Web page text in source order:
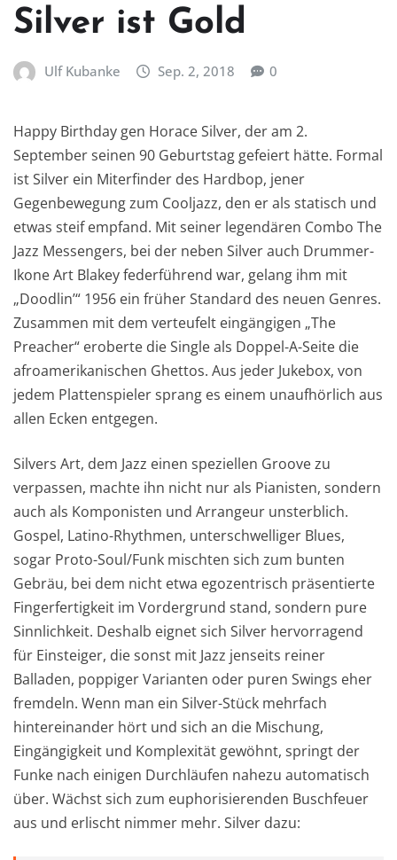
Silver ist Gold
Ulf Kubanke Sep. 2, 2018 0
Happy Birthday gen Horace Silver, der am 2.
September seinen 90 Geburtstag gefeiert hätte. Formal
ist Silver ein Miterfinder des Hardbop, jener
Gegenbewegung zum Cooljazz, den er als statisch und
etwas steif empfand. Mit seiner legendären Combo The
Jazz Messengers, bei der neben Silver auch Drummer-
Ikone Art Blakey federführend war, gelang ihm mit
„Doodlin’“ 1956 ein früher Standard des neuen Genres.
Zusammen mit dem verteufelt eingängigen „The
Preacher“ eroberte die Single als Doppel-A-Seite die
afroamerikanischen Ghettos. Aus jeder Jukebox, von
jedem Plattenspieler sprang es einem unaufhörlich aus
allen Ecken entgegen.
Silvers Art, dem Jazz einen speziellen Groove zu
verpassen, machte ihn nicht nur als Pianisten, sondern
auch als Komponisten und Arrangeur unsterblich.
Gospel, Latino-Rhythmen, unterschwelliger Blues,
sogar Proto-Soul/Funk mischten sich zum bunten
Gebräu, bei dem nicht etwa egozentrisch präsentierte
Fingerfertigkeit im Vordergrund stand, sondern pure
Sinnlichkeit. Deshalb eignet sich Silver hervorragend
für Einsteiger, die sonst mit Jazz jenseits reiner
Balladen, poppiger Varianten oder puren Swings eher
fremdeln. Wenn man ein Silver-Stück mehrfach
hintereinander hört und sich an die Mischung,
Eingängigkeit und Komplexität gewöhnt, springt der
Funke nach einigen Durchläufen nahezu automatisch
über. Wächst sich zum euphorisierenden Buschfeuer
aus und erlischt nimmer mehr. Silver dazu: